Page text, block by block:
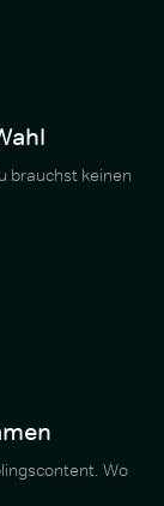
brauchst keinen
Wo